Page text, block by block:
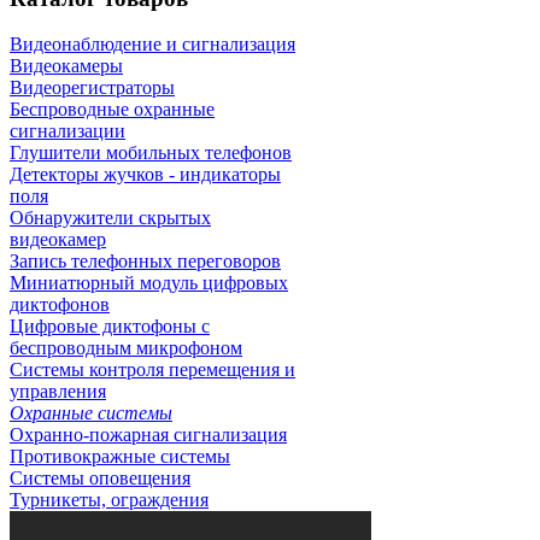
Видеонаблюдение и сигнализация
Видеокамеры
Видеорегистраторы
Беспроводные охранные
сигнализации
Глушители мобильных телефонов
Детекторы жучков - индикаторы
поля
Обнаружители скрытых
видеокамер
Запись телефонных переговоров
Миниатюрный модуль цифровых
диктофонов
Цифровые диктофоны с
беспроводным микрофоном
Системы контроля перемещения и
управления
Охранные системы
Охранно-пожарная сигнализация
Противокражные системы
Системы оповещения
Турникеты, ограждения